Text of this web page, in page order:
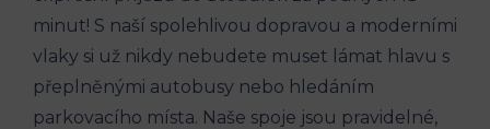
minut! S naší spolehlivou dopravou ⁤a moderními
vlaky si už nikdy nebudete muset lámat ​hlavu s⁢
přeplněnými autobusy nebo hledáním
parkovacího⁤ místa. Naše​ spoje jsou pravidelné,